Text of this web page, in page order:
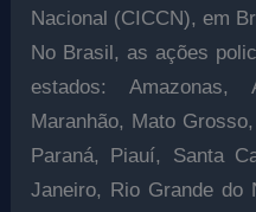
Nacional (CICCN), em
No Brasil, as ações
estados: Amazonas,
Maranhão, Mato
Paraná, Piauí, Santa
Janeiro, Rio Grande do